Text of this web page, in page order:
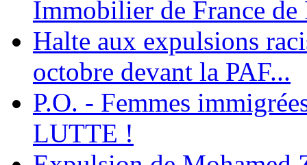
Immobilier de France de
Halte aux expulsions
octobre devant la PAF...
P.O. - Femmes
LUTTE !